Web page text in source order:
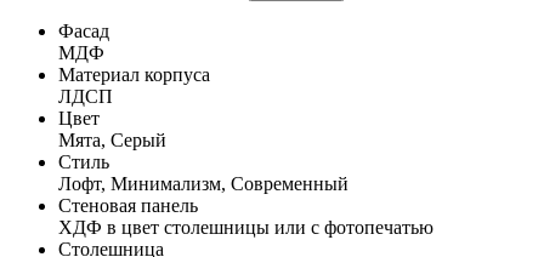
Фасад
МДФ
Материал корпуса
ЛДСП
Цвет
Мята, Серый
Стиль
Лофт, Минимализм, Современный
Стеновая панель
ХДФ в цвет столешницы или с фотопечатью
Столешница